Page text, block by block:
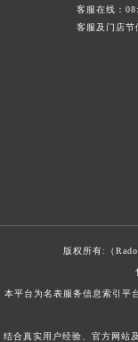
客服在线：
客服及门店节
版权所有:（Rado
本平台为名表服务信息索引平
结合真实用户经验、官方网站